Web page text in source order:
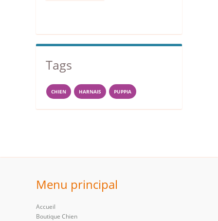
Tags
CHIEN HARNAIS PUPPIA
Menu principal
Accueil
Boutique Chien